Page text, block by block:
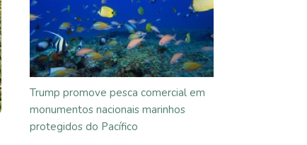
Trump promove pesca comercial em
monumentos nacionais marinhos
protegidos do Pacífico